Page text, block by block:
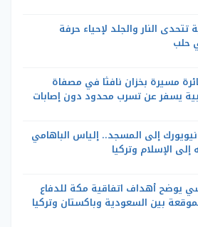
تتحدى النار والجلد لإحياء حرفة
حلب
مسيرة بخزان نافثا في مصفاة
يسفر عن تسرب محدود دون إصابات
إلى المسجد.. إلياس الباهامي
الإسلام وتركيا
يوضح أهداف اتفاقية مكة للدفاع
بين السعودية وباكستان وتركيا